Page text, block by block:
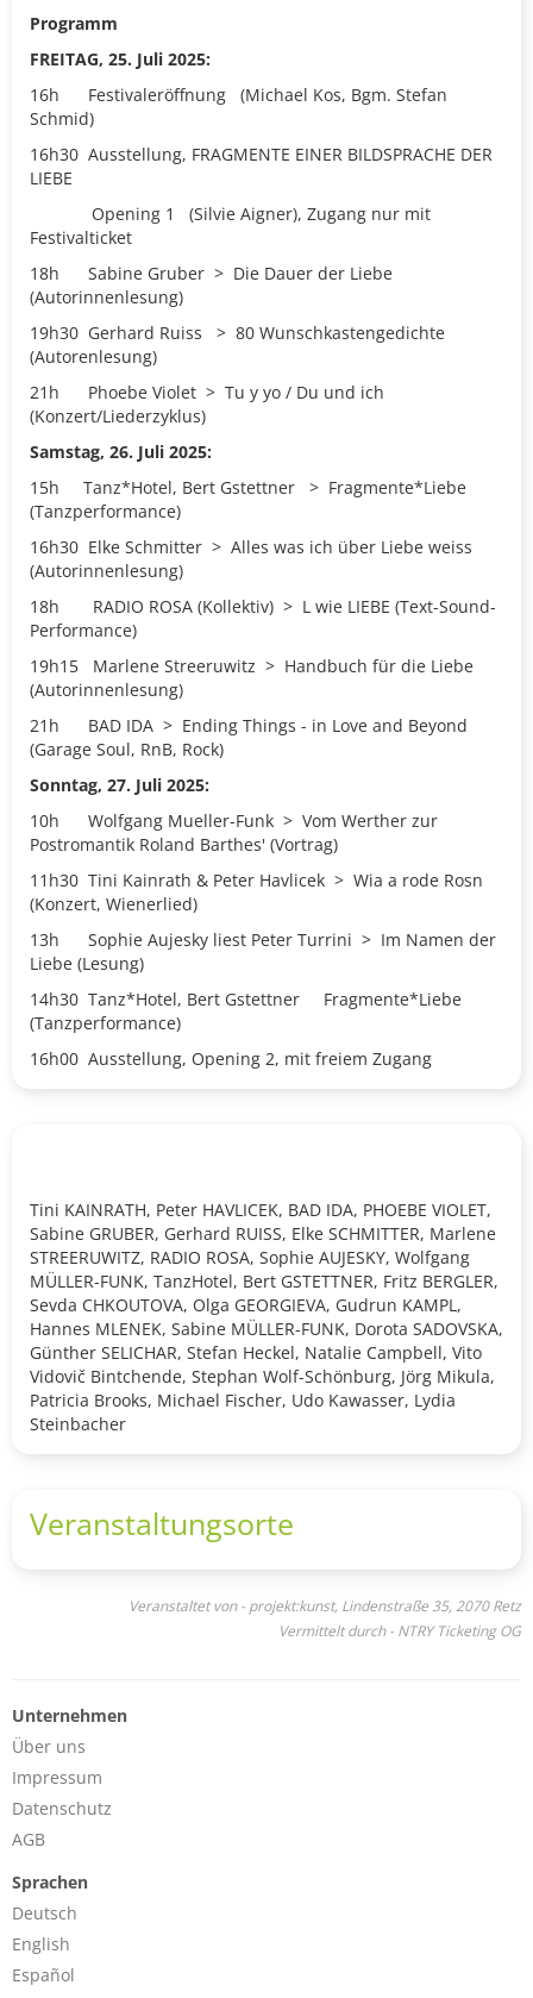
Programm
FREITAG, 25. Juli 2025:
16h
Festivaleröffnung (Michael Kos, Bgm. Stefan
Schmid)
16h30 Ausstellung, FRAGMENTE EINER BILDSPRACHE DER
LIEBE
Opening 1 (Silvie Aigner), Zugang nur mit
Festivalticket
18h
Sabine Gruber > Die Dauer der Liebe
(Autorinnenlesung)
19h30 Gerhard Ruiss > 80 Wunschkastengedichte
(Autorenlesung)
21h
Phoebe Violet > Tu y yo / Du und ich
(Konzert/Liederzyklus)
Samstag, 26. Juli 2025:
15h
Tanz*Hotel, Bert Gstettner > Fragmente*Liebe
(Tanzperformance)
16h30 Elke Schmitter > Alles was ich über Liebe weiss
(Autorinnenlesung)
18h
RADIO ROSA (Kollektiv) > L wie LIEBE (Text-Sound-
Performance)
19h15
Marlene Streeruwitz > Handbuch für die Liebe
(Autorinnenlesung)
21h
BAD IDA > Ending Things - in Love and Beyond
(Garage Soul, RnB, Rock)
Sonntag, 27. Juli 2025:
10h
Wolfgang Mueller-Funk > Vom Werther zur
Postromantik Roland Barthes' (Vortrag)
11h30 Tini Kainrath & Peter Havlicek > Wia a rode Rosn
(Konzert, Wienerlied)
13h
Sophie Aujesky liest Peter Turrini > Im Namen der
Liebe (Lesung)
14h30 Tanz*Hotel, Bert Gstettner
Fragmente*Liebe
(Tanzperformance)
16h00 Ausstellung, Opening 2, mit freiem Zugang
Tini KAINRATH, Peter HAVLICEK, BAD IDA, PHOEBE VIOLET,
Sabine GRUBER, Gerhard RUISS, Elke SCHMITTER, Marlene
STREERUWITZ, RADIO ROSA, Sophie AUJESKY, Wolfgang
MÜLLER-FUNK, TanzHotel, Bert GSTETTNER, Fritz BERGLER,
Sevda CHKOUTOVA, Olga GEORGIEVA, Gudrun KAMPL,
Hannes MLENEK, Sabine MÜLLER-FUNK, Dorota SADOVSKA,
Günther SELICHAR, Stefan Heckel, Natalie Campbell, Vito
Vidovič Bintchende, Stephan Wolf-Schönburg, Jörg Mikula,
Patricia Brooks, Michael Fischer, Udo Kawasser, Lydia
Steinbacher
Veranstaltungsorte
Veranstaltet von - projekt:kunst, Lindenstraße 35, 2070 Retz
Vermittelt durch - NTRY Ticketing OG
Unternehmen
Über uns
Impressum
Datenschutz
AGB
Sprachen
Deutsch
English
Español